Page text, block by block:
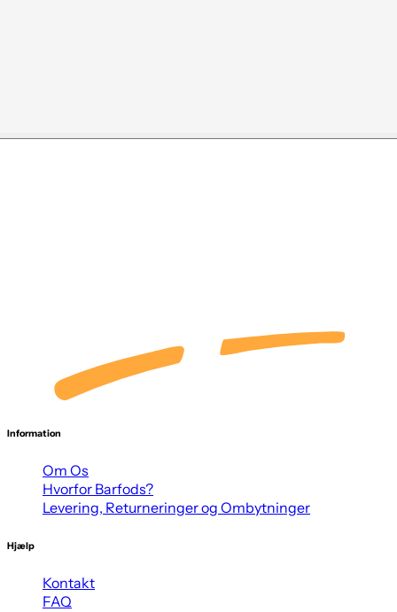
Information
Om Os
Hvorfor Barfods?
Levering, Returneringer og Ombytninger
Hjælp
Kontakt
FAQ